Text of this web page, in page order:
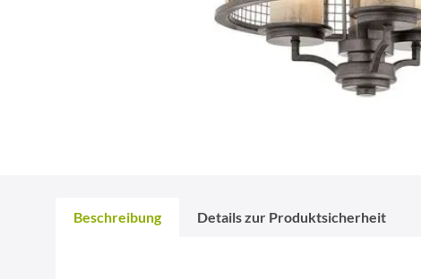
Beschreibung Details zur Produktsicherheit